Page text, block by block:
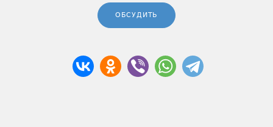
ОБСУДИТЬ